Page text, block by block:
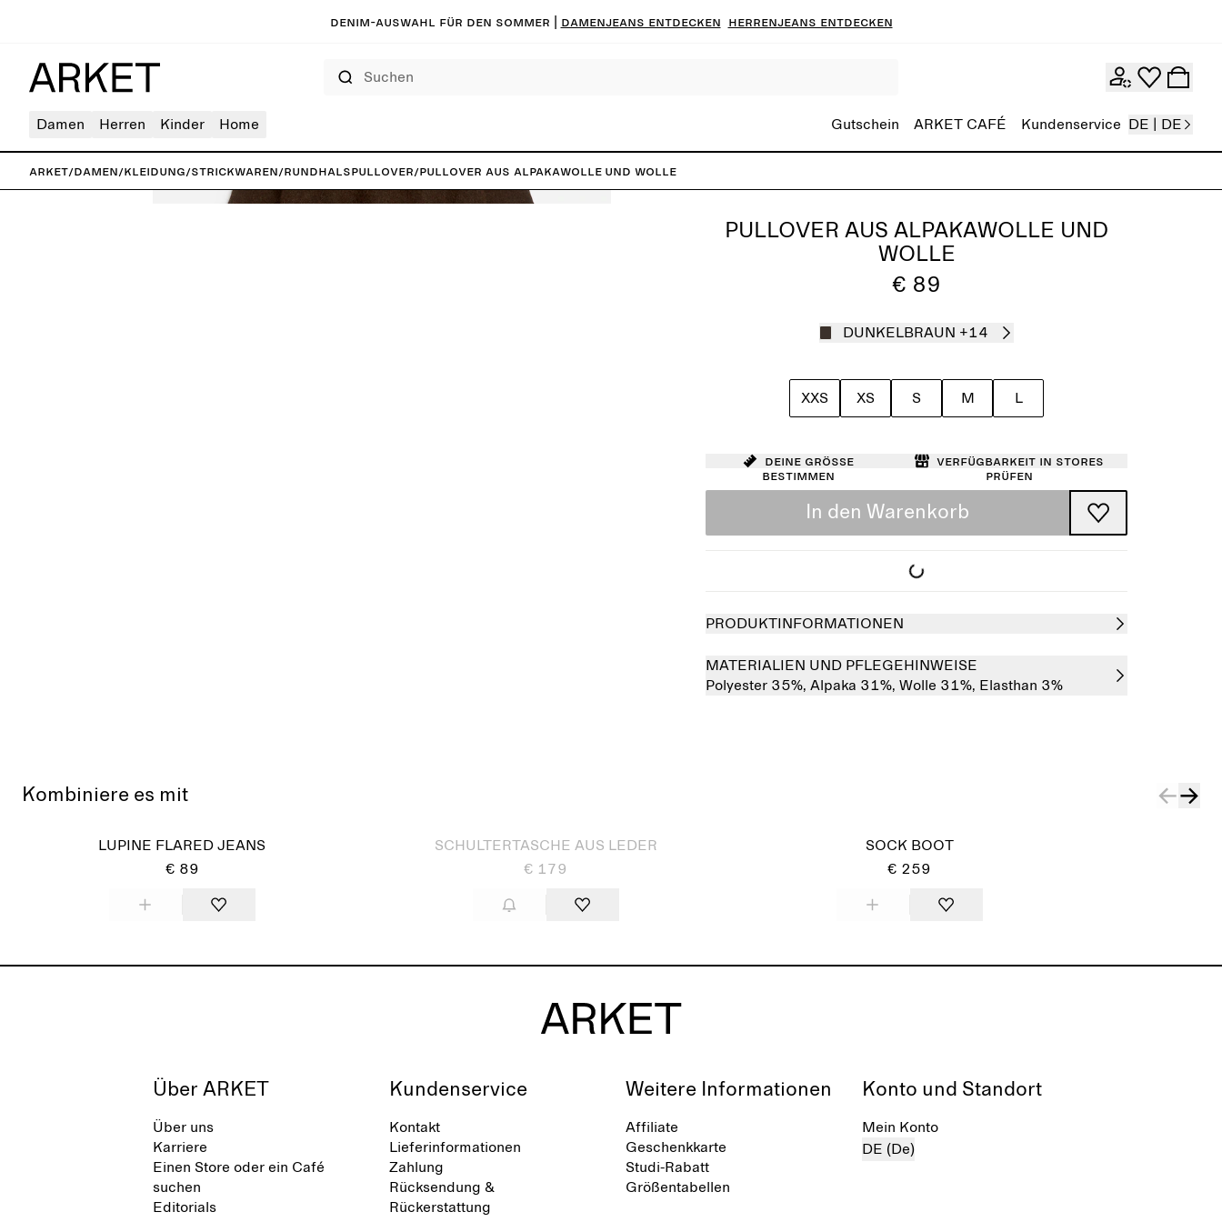
Denim-Auswahl für den Sommer | Damenjeans entdecken Herrenjeans entdecken
Damen Herren Kinder Home Gutschein ARKET CAFÉ Kundenservice DE | DE
ARKET/Damen/Kleidung/Strickwaren/Rundhalspullover/Pullover aus Alpakawolle und Wolle
PULLOVER AUS ALPAKAWOLLE UND
WOLLE
€ 89
DUNKELBRAUN +14
XXS XS S M L
Deine Größe
bestimmen
Verfügbarkeit in Stores
prüfen
In den Warenkorb
PRODUKTINFORMATIONEN
MATERIALIEN UND PFLEGEHINWEISE
Polyester 35%, Alpaka 31%, Wolle 31%, Elasthan 3%
Kombiniere es mit
LUPINE FLARED JEANS
€ 89
SCHULTERTASCHE AUS LEDER
€ 179
SOCK BOOT
€ 259
Über ARKET
Über uns
Karriere
Einen Store oder ein Café
suchen
Editorials
Kundenservice
Kontakt
Lieferinformationen
Zahlung
Rücksendung &
Rückerstattung
Weitere Informationen
Affiliate
Geschenkkarte
Studi-Rabatt
Größentabellen
Konto und Standort
Mein Konto
DE (De)